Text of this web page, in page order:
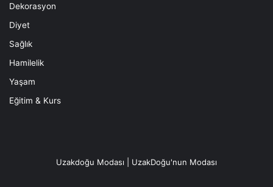
Dekorasyon
Diyet
Sağlık
Hamilelik
Yaşam
Eğitim & Kurs
Uzakdoğu Modası | UzakDoğu'nun Modası